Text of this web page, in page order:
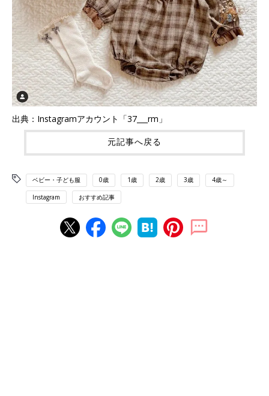
出典：Instagramアカウント「37___rm」
元記事へ戻る
ベビー・子ども服 0歳 1歳 2歳 3歳 4歳～
Instagram おすすめ記事